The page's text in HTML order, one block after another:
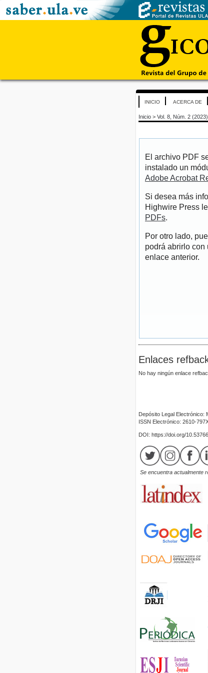
INICIO ACERCA DE
Inicio > Vol. 8, Núm. 2 (2023)
El archivo PDF
instalado un
Adobe Acrobat
Si desea más
Highwire Press
PDFs.
Por otro lado,
podrá abrirlo con
enlace anterior.
Enlaces
No hay ningún enlace
Depósito Legal Electrónico:
ISSN Electrónico: 2610-
DOI: https://doi.org/
Se encuentra actualmente